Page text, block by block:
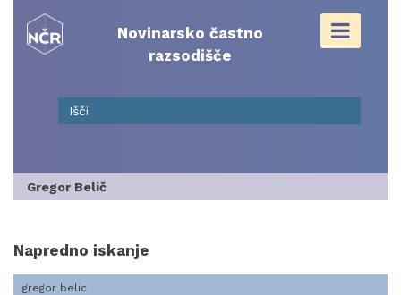
content
Novinarsko častno
razsodišče
Gregor Belič
Napredno iskanje